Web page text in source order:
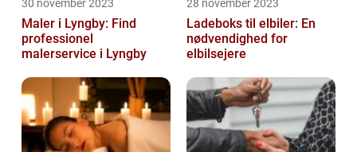
30 november 2023
Maler i Lyngby: Find
professionel
malerservice i Lyngby
28 november 2023
Ladeboks til elbiler: En
nødvendighed for
elbilsejere